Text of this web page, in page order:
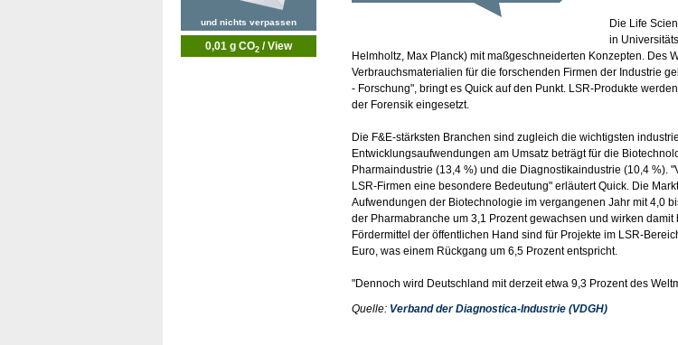
Die Life
in
Helmholtz, Max Planck) mit maßgeschneiderten Konzepten. Des
Verbrauchsmaterialien für die forschenden Firmen der Industrie
- Forschung", bringt es Quick auf den Punkt. LSR-Produkte
der Forensik eingesetzt.
Die F&E-stärksten Branchen sind zugleich die wichtigsten
Entwicklungsaufwendungen am Umsatz beträgt für die
Pharmaindustrie (13,4 %) und die Diagnostikaindustrie (10,4 %).
LSR-Firmen eine besondere Bedeutung" erläutert Quick. Die
Aufwendungen der Biotechnologie im vergangenen Jahr mit 4,0
der Pharmabranche um 3,1 Prozent gewachsen und wirken
Fördermittel der öffentlichen Hand sind für Projekte im LSR-
Euro, was einem Rückgang um 6,5 Prozent entspricht.
"Dennoch wird Deutschland mit derzeit etwa 9,3 Prozent des
Quelle: Verband der Diagnostica-Industrie (VDGH)
und nichts verpassen
0,01 g CO2 / View